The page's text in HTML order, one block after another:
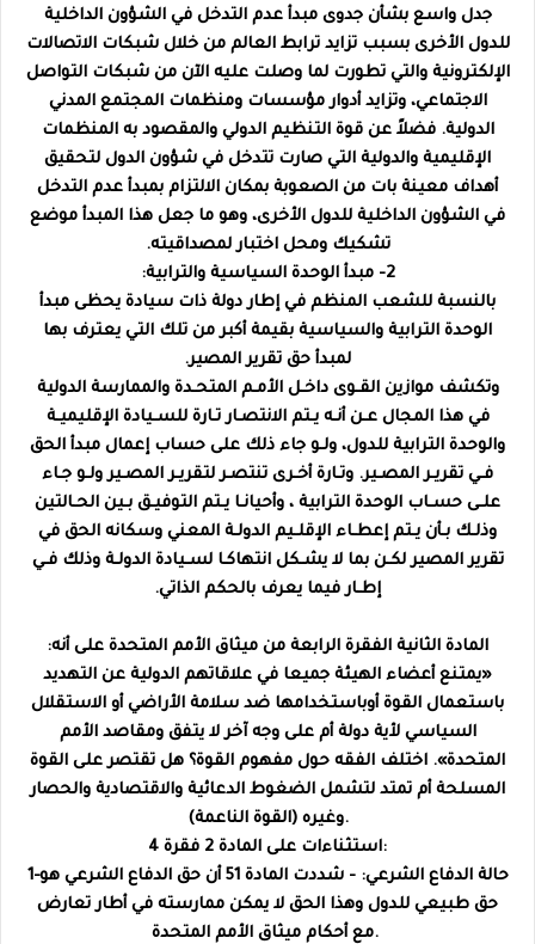
جدل واسع بشأن جدوى مبدأ عدم التدخل في الشؤون الداخلية
للدول الأخرى بسبب تزايد ترابط العالم من خلال شبكات الاتصالات
الإلكترونية والتي تطورت لما وصلت عليه الآن من شبكات التواصل
الاجتماعي، وتزايد أدوار مؤسسات ومنظمات المجتمع المدني
الدولية. فضلاً عن قوة التنظيم الدولي والمقصود به المنظمات
الإقليمية والدولية التي صارت تتدخل في شؤون الدول لتحقيق
أهداف معينة بات من الصعوبة بمكان الالتزام بمبدأ عدم التدخل
في الشؤون الداخلية للدول الأخرى، وهو ما جعل هذا المبدأ موضع
تشكيك ومحل اختبار لمصداقيته.
2- مبدأ الوحدة السياسية والترابية:
بالنسبة للشعب المنظم في إطار دولة ذات سيادة يحظى مبدأ
الوحدة الترابية والسياسية بقيمة أكبر من تلك التي يعترف بها
لمبدأ حق تقرير المصير.
وتكشف موازين القـوى داخـل الأمـم المتحـدة والممارسة الدولية
في هذا المجال عـن أنـه يـتم الانتصـار تـارة للسـيادة الإقليميـة
والوحدة الترابية للدول، ولـو جاء ذلك على حساب إعمال مبدأ الحق
فـي تقريـر المصـير. وتـارة أخـرى تنتصـر لتقريـر المصـير ولـو جـاء
علـى حسـاب الوحدة الترابية ، وأحيانـا يـتم التوفيـق بـين الحـالتين
وذلـك بـأن يـتم إعطـاء الإقلـيم الدولـة المعني وسكانه الحق في
تقرير المصير لكـن بما لا يشـكل انتهاكـا لسـيادة الدولـة وذلك فـي
إطـار فيما يعرف بالحكم الذاتي.
المادة الثانية الفقرة الرابعة من ميثاق الأمم المتحدة على أنه:
«يمتنع أعضاء الهيئة جميعا في علاقاتهم الدولية عن التهديد
باستعمال القوة أوباستخدامها ضد سلامة الأراضي أو الاستقلال
السياسي لأية دولة أم على وجه آخر لا يتفق ومقاصد الأمم
المتحدة». اختلف الفقه حول مفهوم القوة؟ هل تقتصر على القوة
المسلحة أم تمتد لتشمل الضغوط الدعائية والاقتصادية والحصار
وغيره (القوة الناعمة).
استثناءات على المادة 2 فقرة 4:
1-حالة الدفاع الشرعي: - شددت المادة 51 أن حق الدفاع الشرعي هو
حق طبيعي للدول وهذا الحق لا يمكن ممارسته في أطار تعارض
مع أحكام ميثاق الأمم المتحدة.